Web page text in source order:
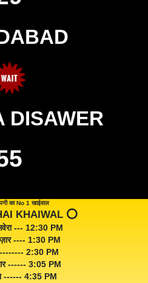
DISAWER
का No 1 खाईवाल
KHAIWAL ⭕️
--- 12:30 PM
---- 1:30 PM
-------- 2:30 PM
------ 3:05 PM
------ 4:35 PM